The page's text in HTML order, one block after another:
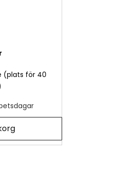
(plats för 40